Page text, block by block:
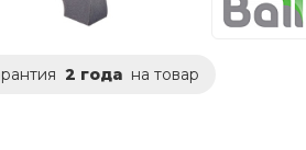
2 года на товар